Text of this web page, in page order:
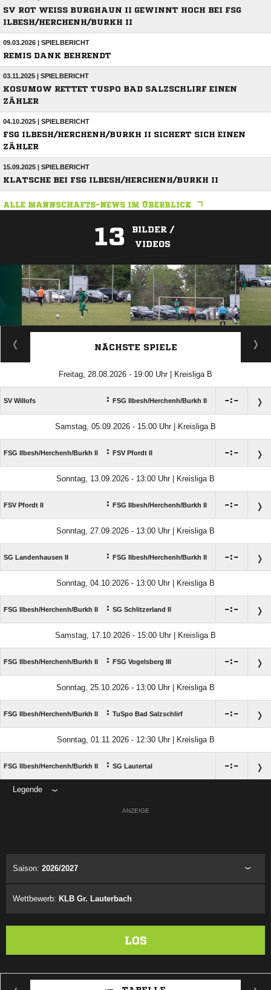
SV ROT WEISS BURGHAUN II GEWINNT HOCH BEI FSG I
LBESH/HERCHENH/BURKH II
09.03.2026 | SPIELBERICHT
REMIS DANK BEHRENDT
03.11.2025 | SPIELBERICHT
KOSUMOW RETTET TUSPO BAD SALZSCHLIRF EINEN
ZÄHLER
04.10.2025 | SPIELBERICHT
FSG ILBESH/HERCHENH/BURKH II SICHERT SICH EINEN
ZÄHLER
15.09.2025 | SPIELBERICHT
KLATSCHE BEI FSG ILBESH/HERCHENH/BURKH II
ALLE MANNSCHAFTS-NEWS IM ÜBERBLICK
13
BILDER /
VIDEOS
ANZEIGE
NÄCHSTE SPIELE
Freitag, 28.08.2026 - 19:00 Uhr | Kreisliga B
SV Willofs : FSG Ilbesh/​Herchenh/​Burkh II :
Samstag, 05.09.2026 - 15:00 Uhr | Kreisliga B
FSG Ilbesh/​Herchenh/​Burkh II : FSV Pfordt II :
Sonntag, 13.09.2026 - 13:00 Uhr | Kreisliga B
FSV Pfordt II : FSG Ilbesh/​Herchenh/​Burkh II :
Sonntag, 27.09.2026 - 13:00 Uhr | Kreisliga B
SG Landenhausen II : FSG Ilbesh/​Herchenh/​Burkh II :
Sonntag, 04.10.2026 - 13:00 Uhr | Kreisliga B
FSG Ilbesh/​Herchenh/​Burkh II : SG Schlitzerland II :
Samstag, 17.10.2026 - 15:00 Uhr | Kreisliga B
FSG Ilbesh/​Herchenh/​Burkh II : FSG Vogelsberg III :
Sonntag, 25.10.2026 - 13:00 Uhr | Kreisliga B
FSG Ilbesh/​Herchenh/​Burkh II : TuSpo Bad Salzschlirf :
Sonntag, 01.11.2026 - 12:30 Uhr | Kreisliga B
FSG Ilbesh/​Herchenh/​Burkh II : SG Lautertal :
Legende
ANZEIGE
Saison: 2026/2027
Wettbewerb: KLB Gr. Lauterbach
LOS